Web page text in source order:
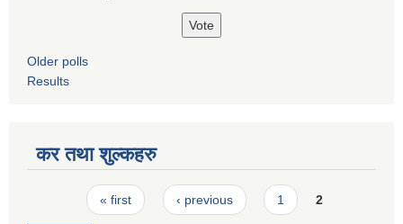
Older polls
Results
कर तथा शुल्कहरु
Pages« first ‹ previous 1 2